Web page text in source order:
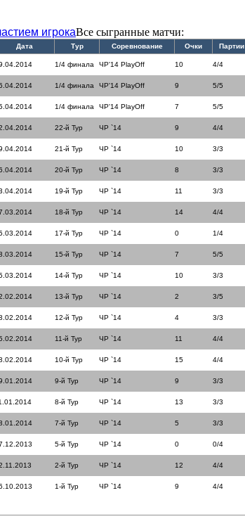
игрокаВсе сыгранные матчи:
Дата Тур Соревнование Очки Партии
1/4 финала ЧР'14 PlayOff 10 4/4
1/4 финала ЧР'14 PlayOff 9 5/5
1/4 финала ЧР'14 PlayOff 7 5/5
22-й Тур ЧР `14 9 4/4
21-й Тур ЧР `14 10 3/3
20-й Тур ЧР `14 8 3/3
19-й Тур ЧР `14 11 3/3
18-й Тур ЧР `14 14 4/4
17-й Тур ЧР `14 0 1/4
15-й Тур ЧР `14 7 5/5
14-й Тур ЧР `14 10 3/3
13-й Тур ЧР `14 2 3/5
12-й Тур ЧР `14 4 3/3
11-й Тур ЧР `14 11 4/4
10-й Тур ЧР `14 15 4/4
9-й Тур ЧР `14 9 3/3
8-й Тур ЧР `14 13 3/3
7-й Тур ЧР `14 5 3/3
5-й Тур ЧР `14 0 0/4
2-й Тур ЧР `14 12 4/4
1-й Тур ЧР `14 9 4/4